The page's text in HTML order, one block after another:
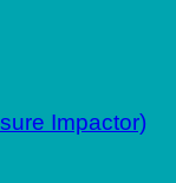
Impactor)